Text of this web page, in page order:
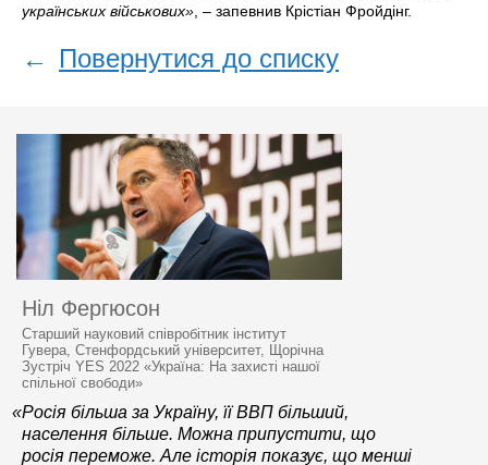
українських військових» , – запевнив Крістіан Фройдінг.
← Повернутися до списку
Ніл Фергюсон
Старший науковий співробітник інститут
Гувера, Стенфордський університет, Щорічна
Зустріч YES 2022 «Україна: На захисті нашої
спільної свободи»
«Росія більша за Україну, її ВВП більший,
населення більше. Можна припустити, що
росія переможе. Але історія показує, що менші